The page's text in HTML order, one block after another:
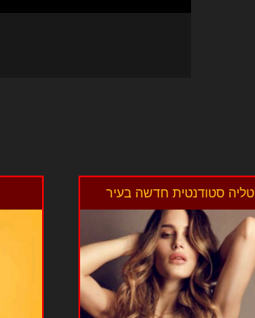
טליה סטודנטית חדשה בעיר